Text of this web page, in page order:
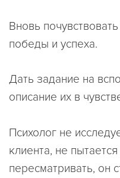
Вновь
победы и успеха.
Дать задание на
описание их в
Психолог не
клиента, не
пересматривать, он